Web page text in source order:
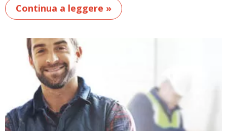
Continua a leggere »